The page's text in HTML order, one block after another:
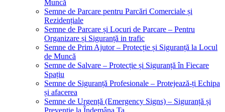
Muncă
Semne de Parcare pentru Parcări Comerciale și
Rezidențiale
Semne de Parcare și Locuri de Parcare – Pentru
Organizare și Siguranță in trafic
Semne de Prim Ajutor – Protecție și Siguranță la Locul
de Muncă
Semne de Salvare – Protecție și Siguranță în Fiecare
Spațiu
Semne de Siguranță Profesionale – Protejează-ți Echipa
și afacerea
Semne de Urgență (Emergency Signs) – Siguranță și
Prevenție la Îndemâna Ta